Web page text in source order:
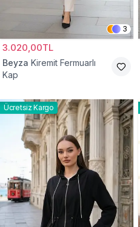
3
3.020,00TL
Beyza Kiremit Fermuarlı
Kap
Ücretsiz Kargo